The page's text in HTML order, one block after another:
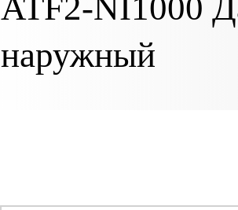
ATF2-NI1000
наружный